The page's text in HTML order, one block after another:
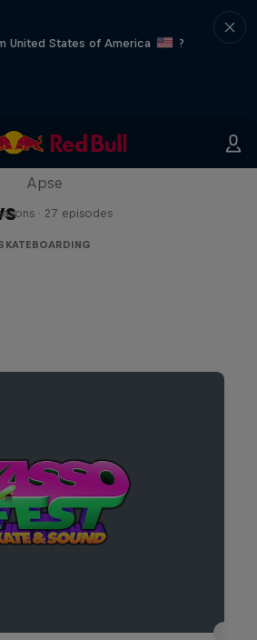
United States of America
?
Skate Tales
Apse
· 27 episodes